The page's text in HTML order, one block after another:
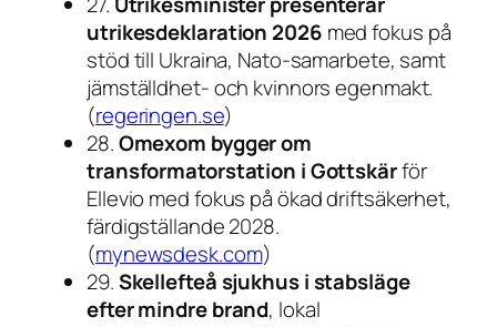
utrikesdeklaration 2026 med fokus på
stöd till Ukraina, Nato-samarbete, samt
jämställdhet- och kvinnors egenmakt.
(regeringen.se)
28.Omexom bygger om
transformatorstation i Gottskärför
Ellevio med fokus på ökad driftsäkerhet,
färdigställande 2028.
(mynewsdesk.com)
29.Skellefteå sjukhus i stabsläge
efter mindre brand, lokal